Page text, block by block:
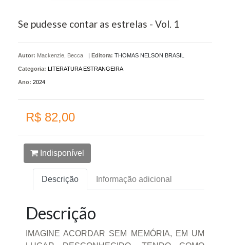
Se pudesse contar as estrelas - Vol. 1
Autor: Mackenzie, Becca | Editora: THOMAS NELSON BRASIL
Categoria: LITERATURA ESTRANGEIRA
Ano: 2024
R$ 82,00
Indisponível
Descrição Informação adicional
Descrição
IMAGINE ACORDAR SEM MEMÓRIA, EM UM